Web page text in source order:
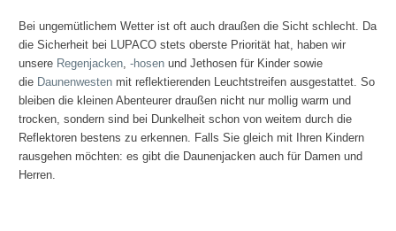
Bei ungemütlichem Wetter ist oft auch draußen die Sicht schlecht. Da
die Sicherheit bei LUPACO stets oberste Priorität hat, haben wir
unsere Regenjacken, -hosenund Jethosen für Kinder sowie
die Daunenwesten mit reflektierenden Leuchtstreifen ausgestattet. So
bleiben die kleinen Abenteurer draußen nicht nur mollig warm und
trocken, sondern sind bei Dunkelheit schon von weitem durch die
Reflektoren bestens zu erkennen. Falls Sie gleich mit Ihren Kindern
rausgehen möchten: es gibt die Daunenjacken auch für Damen und
Herren.